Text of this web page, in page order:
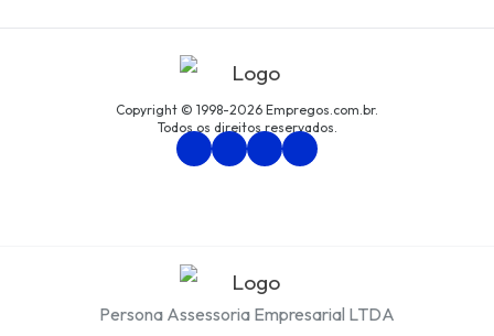
Copyright © 1998-2026 Empregos.com.br.
Todos os direitos reservados.
Persona Assessoria Empresarial LTDA